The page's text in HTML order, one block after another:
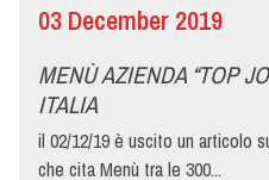
03 December 2019
MENÙ AZIENDA “TOP
ITALIA
il 02/12/19 è uscito un articolo
che cita Menù tra le 300...